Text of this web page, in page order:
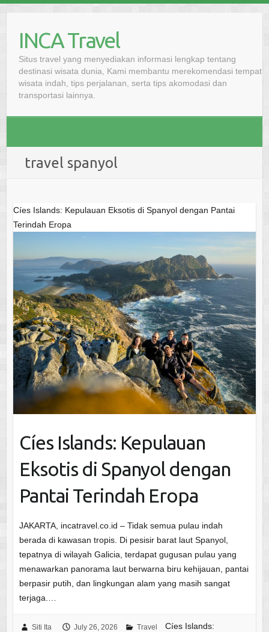
contentINCA Travel
Situs travel yang menyediakan informasi lengkap tentang
destinasi wisata dunia, Kami membantu merekomendasi tempat
wisata indah, tips perjalanan, serta tips akomodasi dan
transportasi lainnya.
travel spanyol
Cíes Islands: Kepulauan Eksotis di Spanyol dengan Pantai
Terindah Eropa
Cíes Islands: Kepulauan
Eksotis di Spanyol dengan
Pantai Terindah Eropa
JAKARTA, incatravel.co.id – Tidak semua pulau indah
berada di kawasan tropis. Di pesisir barat laut Spanyol,
tepatnya di wilayah Galicia, terdapat gugusan pulau yang
menawarkan panorama laut berwarna biru kehijauan, pantai
berpasir putih, dan lingkungan alam yang masih sangat
terjaga.…
Siti Ita July 26, 2026 Travel
Cíes Islands: